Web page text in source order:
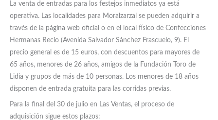
La venta de entradas para los festejos inmediatos ya está
operativa. Las localidades para Moralzarzal se pueden adquirir a
través de la página web oficial o en el local físico de Confecciones
Hermanas Recio (Avenida Salvador Sánchez Frascuelo, 9). El
precio general es de 15 euros, con descuentos para mayores de
65 años, menores de 26 años, amigos de la Fundación Toro de
Lidia y grupos de más de 10 personas. Los menores de 18 años
disponen de entrada gratuita para las corridas previas.
Para la final del 30 de julio en Las Ventas, el proceso de
adquisición sigue estos plazos: